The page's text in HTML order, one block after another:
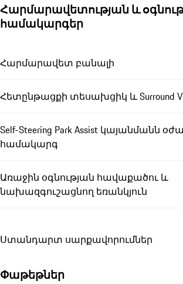
Հարմարավետության և
համակարգեր
Հարմարավետ բանալի
Հետընթացքի տեսախցիկ և Surround
Self-Steering Park Assist կայանմանն
համակարգ
Առաջին օգնության հավաքածու և
նախազգուշացնող եռանկյուն
Ստանդարտ սարքավորումներ
Փաթեթներ